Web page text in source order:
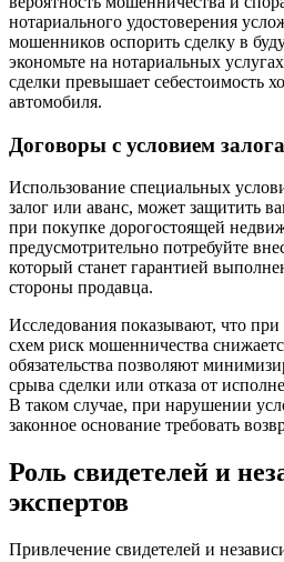
нотариального удостоверения
мошенников оспорить сделку в
экономьте на нотариальных
сделки превышает себестоимость
автомобиля.
Договоры с условием
Использование специальных
залог или аванс, может защитить
при покупке дорогостоящей
предусмотрительно потребуйте
который станет гарантией
стороны продавца.
Исследования показывают, что
схем риск мошенничества
обязательства позволяют
срыва сделки или отказа от
В таком случае, при нарушении
законное основание требовать
Роль свидетелей и
экспертов
Привлечение свидетелей и